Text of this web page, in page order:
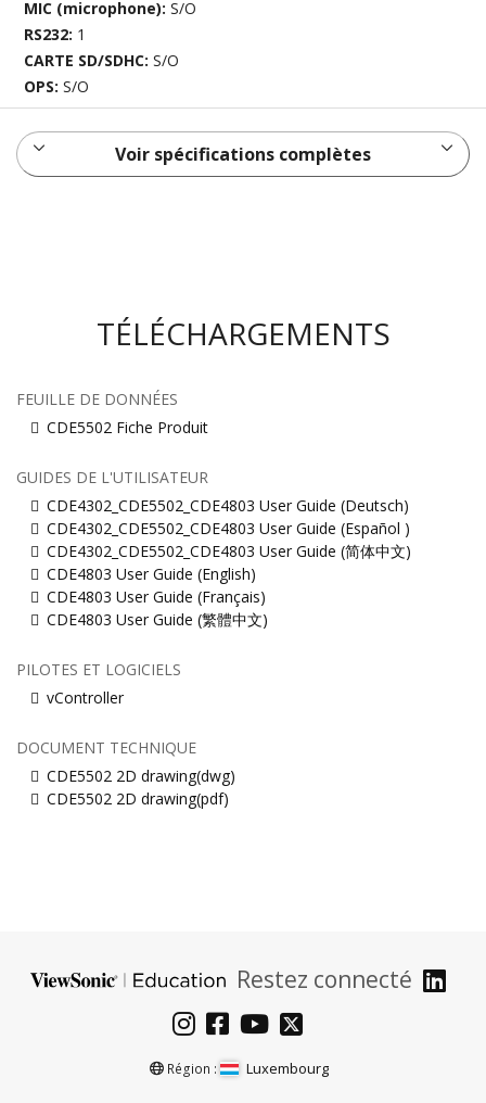
MIC (microphone):S/O
RS232: 1
CARTE SD/SDHC:S/O
OPS:S/O
Voir spécifications complètes
TÉLÉCHARGEMENTS
FEUILLE DE DONNÉES
CDE5502 Fiche Produit
GUIDES DE L'UTILISATEUR
CDE4302_CDE5502_CDE4803 User Guide (Deutsch)
CDE4302_CDE5502_CDE4803 User Guide (Español )
CDE4302_CDE5502_CDE4803 User Guide (简体中文)
CDE4803 User Guide (English)
CDE4803 User Guide (Français)
CDE4803 User Guide (繁體中文)
PILOTES ET LOGICIELS
vController
DOCUMENT TECHNIQUE
CDE5502 2D drawing(dwg)
CDE5502 2D drawing(pdf)
Restez connecté
Région : Luxembourg